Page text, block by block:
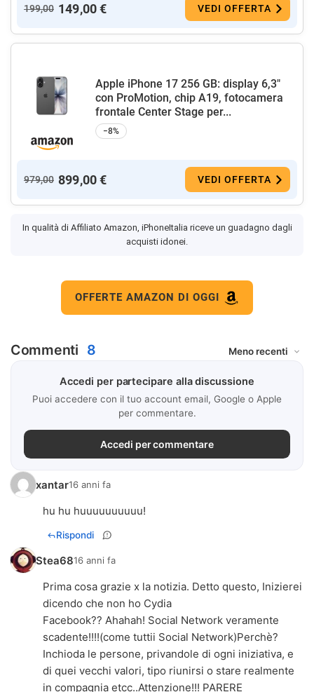
199,00 149,00 € VEDI OFFERTA
Apple iPhone 17 256 GB: display 6,3"
con ProMotion, chip A19, fotocamera
frontale Center Stage per...
−8%
979,00 899,00 € VEDI OFFERTA
In qualità di Affiliato Amazon, iPhoneItalia riceve un guadagno dagli
acquisti idonei.
OFFERTE AMAZON DI OGGI
Commenti 8
Accedi per partecipare alla discussione
Puoi accedere con il tuo account email, Google o Apple
per commentare.
Accedi per commentare
xantar16 anni fa
hu hu huuuuuuuuuu!
Rispondi
Stea6816 anni fa
Prima cosa grazie x la notizia. Detto questo, Inizierei
dicendo che non ho Cydia
Facebook?? Ahahah! Social Network veramente
scadente!!!!(come tuttii Social Network)Perchè?
Inchioda le persone, privandole di ogni iniziativa, e
di quei vecchi valori, tipo riunirsi o stare realmente
in compagnia etcc..Attenzione!!! PARERE